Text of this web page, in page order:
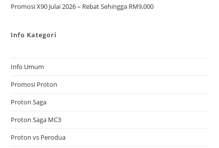
Promosi X90 Julai 2026 – Rebat Sehingga RM9,000
Info Kategori
Info Umum
Promosi Proton
Proton Saga
Proton Saga MC3
Proton vs Perodua